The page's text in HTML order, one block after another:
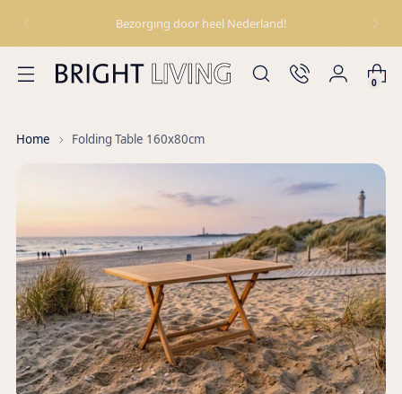
Bezorging door heel Nederland!
0
Home Folding Table 160x80cm